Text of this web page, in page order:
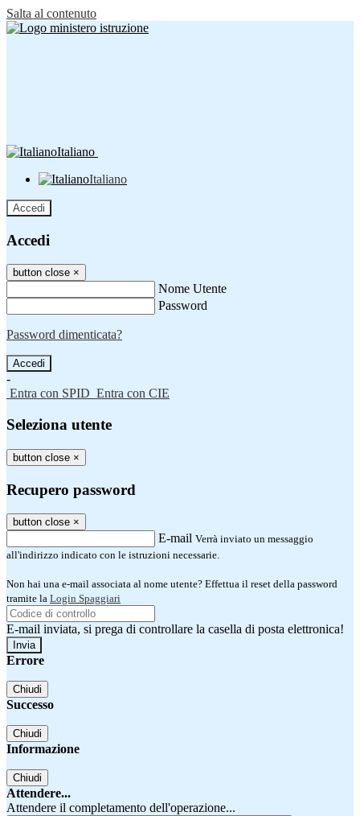
Salta al contenuto
Italiano
Italiano
Accedi
Accedi
button close ×
Nome Utente
Password
Password dimenticata?
-
Entra con SPID Entra con CIE
Seleziona utente
button close ×
Recupero password
button close ×
E-mail Verrà inviato un messaggio
all'indirizzo indicato con le istruzioni necessarie.
Non hai una e-mail associata al nome utente? Effettua il reset della password
tramite la Login Spaggiari
E-mail inviata, si prega di controllare la casella di posta elettronica!
Errore
Chiudi
Successo
Chiudi
Informazione
Chiudi
Attendere...
Attendere il completamento dell'operazione...